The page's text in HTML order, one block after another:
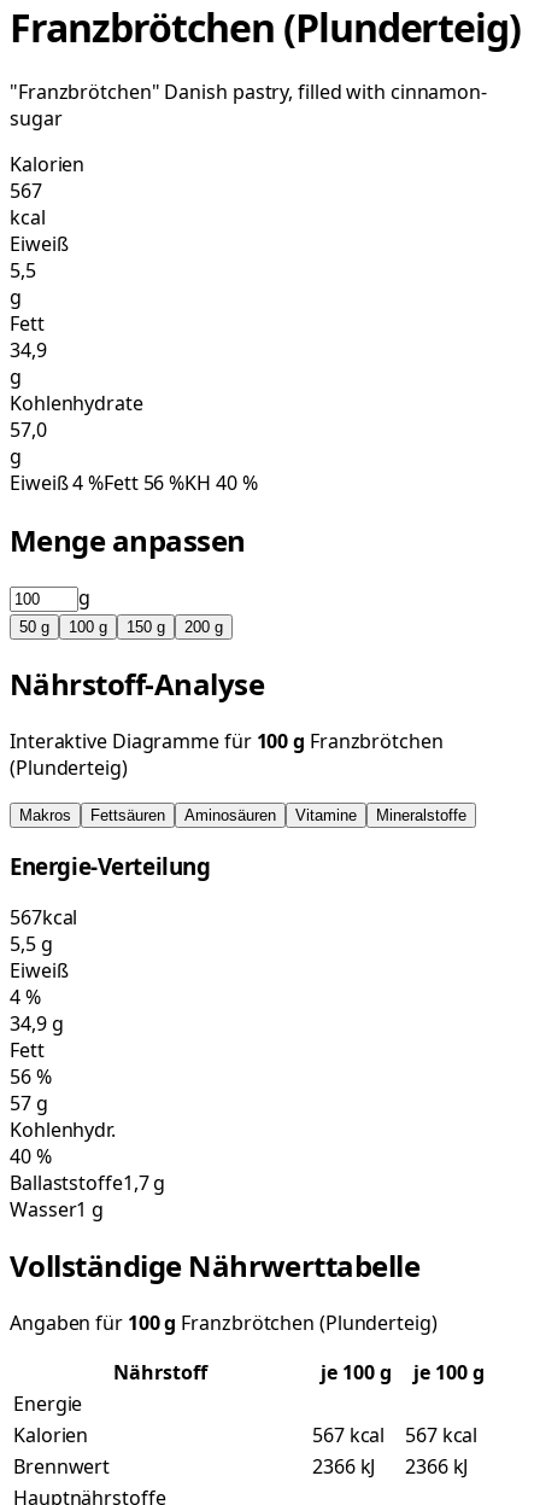
Franzbrötchen (Plunderteig)
"Franzbrötchen" Danish pastry, filled with cinnamon-
sugar
Kalorien
567
kcal
Eiweiß
5,5
g
Fett
34,9
g
Kohlenhydrate
57,0
g
Eiweiß4%Fett 56%KH 40%
Menge anpassen
g
50 g 100 g 150 g 200 g
Nährstoff-Analyse
Interaktive Diagramme für 100g Franzbrötchen
(Plunderteig)
Makros Fettsäuren Aminosäuren Vitamine Mineralstoffe
Energie-Verteilung
567kcal
5,5g
Eiweiß
4%
34,9g
Fett
56%
57g
Kohlenhydr.
40%
Ballaststoffe1,7 g
Wasser1 g
Vollständige Nährwerttabelle
Angaben für 100g Franzbrötchen (Plunderteig)
Nährstoff
je 100g
je 100 g
Energie
Kalorien
567 kcal
567 kcal
Brennwert
2366 kJ
2366 kJ
Hauptnährstoffe